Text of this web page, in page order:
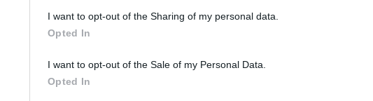
I want to opt-out of the Sharing of my personal data.
Opted In
I want to opt-out of the Sale of my Personal Data.
Opted In